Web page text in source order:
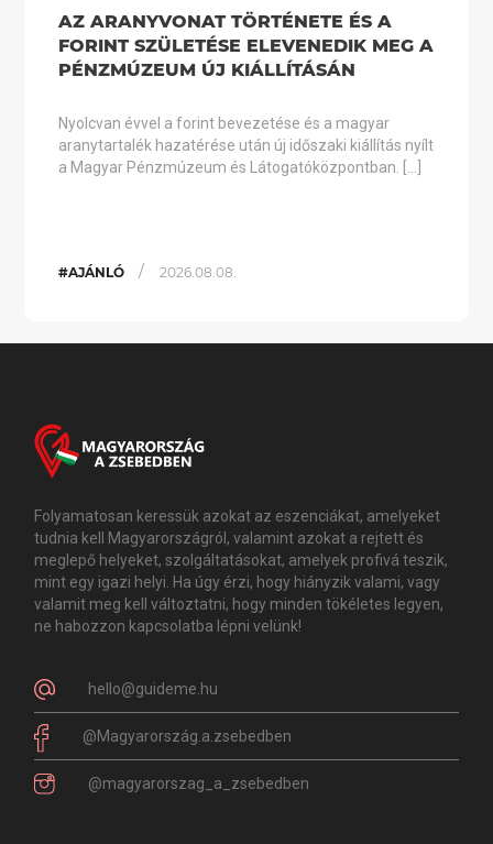
AZ ARANYVONAT TÖRTÉNETE ÉS A
FORINT SZÜLETÉSE ELEVENEDIK MEG A
PÉNZMÚZEUM ÚJ KIÁLLÍTÁSÁN
Nyolcvan évvel a forint bevezetése és a magyar
aranytartalék hazatérése után új időszaki kiállítás nyílt
a Magyar Pénzmúzeum és Látogatóközpontban. […]
#AJÁNLÓ / 2026.08.08.
Folyamatosan keressük azokat az eszenciákat, amelyeket
tudnia kell Magyarországról, valamint azokat a rejtett és
meglepő helyeket, szolgáltatásokat, amelyek profivá teszik,
mint egy igazi helyi. Ha úgy érzi, hogy hiányzik valami, vagy
valamit meg kell változtatni, hogy minden tökéletes legyen,
ne habozzon kapcsolatba lépni velünk!
hello@guideme.hu
@Magyarország.a.zsebedben
@magyarorszag_a_zsebedben